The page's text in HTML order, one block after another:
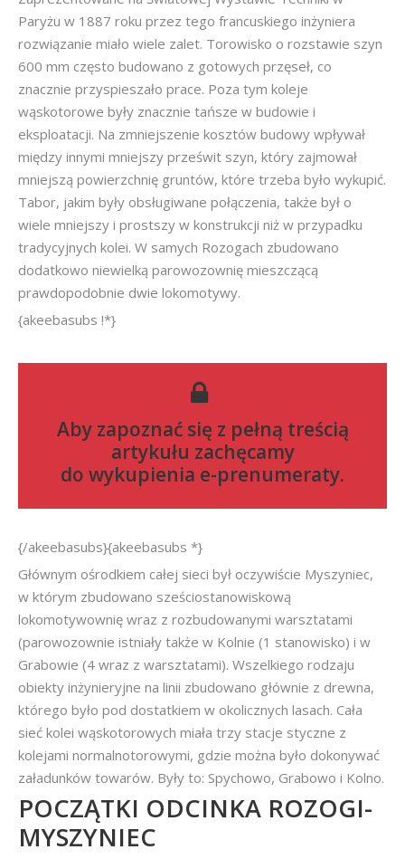
Paryżu w 1887 roku przez tego francuskiego inżyniera
rozwiązanie miało wiele zalet. Torowisko o rozstawie szyn
600 mm często budowano z gotowych przęseł, co
znacznie przyspieszało prace. Poza tym koleje
wąskotorowe były znacznie tańsze w budowie i
eksploatacji. Na zmniejszenie kosztów budowy wpływał
między innymi mniejszy prześwit szyn, który zajmował
mniejszą powierzchnię gruntów, które trzeba było wykupić.
Tabor, jakim były obsługiwane połączenia, także był o
wiele mniejszy i prostszy w konstrukcji niż w przypadku
tradycyjnych kolei. W samych Rozogach zbudowano
dodatkowo niewielką parowozownię mieszczącą
prawdopodobnie dwie lokomotywy.
{akeebasubs !*}
Aby zapoznać się z pełną treścią
artykułu zachęcamy
do wykupienia e-prenumeraty.
{/akeebasubs}{akeebasubs *}
Głównym ośrodkiem całej sieci był oczywiście Myszyniec,
w którym zbudowano sześciostanowiskową
lokomotywownię wraz z rozbudowanymi warsztatami
(parowozownie istniały także w Kolnie (1 stanowisko) i w
Grabowie (4 wraz z warsztatami). Wszelkiego rodzaju
obiekty inżynieryjne na linii zbudowano głównie z drewna,
którego było pod dostatkiem w okolicznych lasach. Cała
sieć kolei wąskotorowych miała trzy stacje styczne z
kolejami normalnotorowymi, gdzie można było dokonywać
załadunków towarów. Były to: Spychowo, Grabowo i Kolno.
POCZĄTKI ODCINKA ROZOGI-
MYSZYNIEC